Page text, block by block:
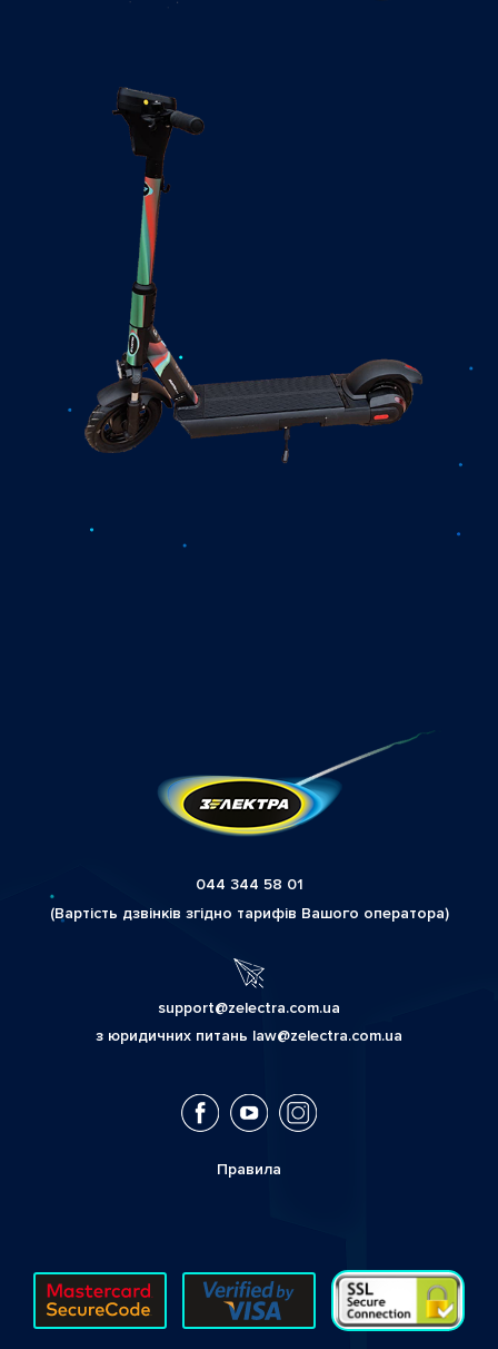
Правила
044 344 58 01
(Вартість дзвінків згідно тарифів Вашого оператора)
support@zelectra.com.ua
з юридичних питань law@zelectra.com.ua